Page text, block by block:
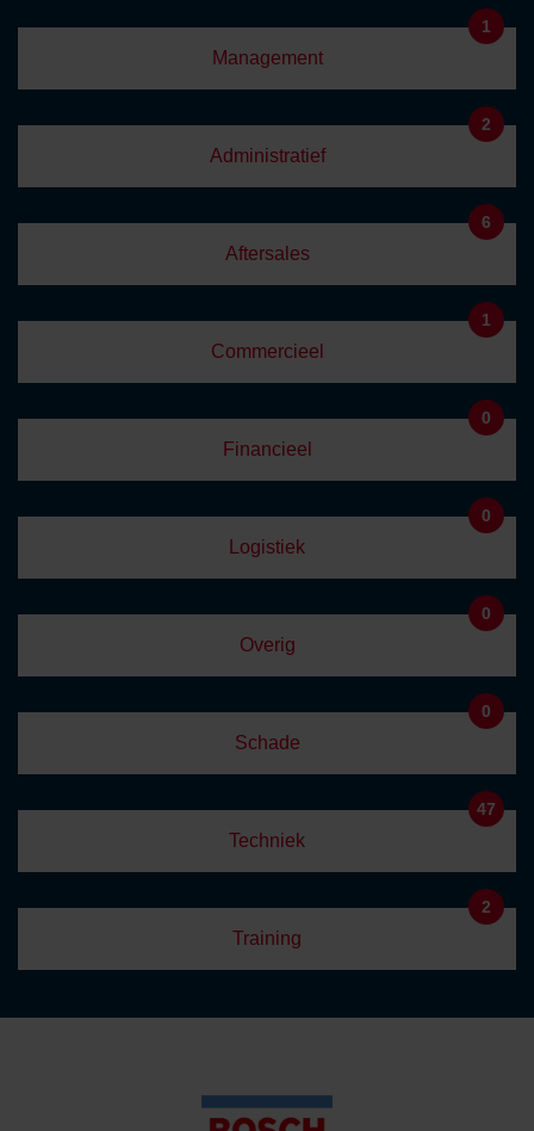
Management
1
Administratief
2
Aftersales
6
Commercieel
1
Financieel
0
Logistiek
0
Overig
0
Schade
0
Techniek
47
Training
2